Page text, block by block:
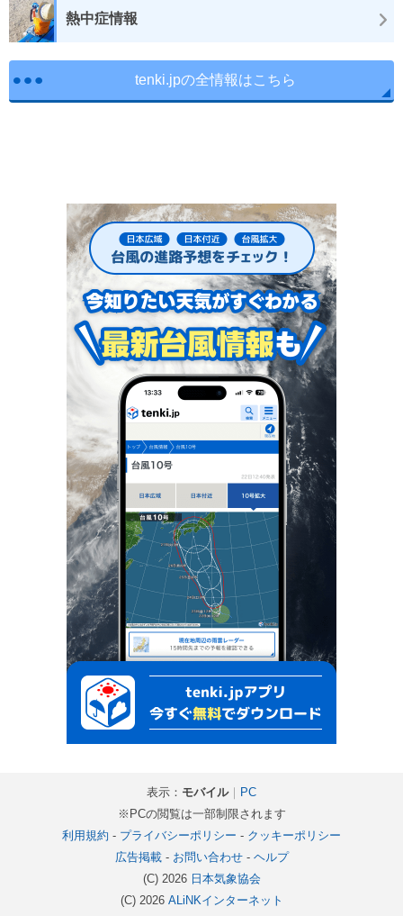
熱中症情報
tenki.jpの全情報はこちら
表示： モバイル｜
PC
※PCの閲覧は一部制限されます
利用規約 - プライバシーポリシー - クッキーポリシー
広告掲載- お問い合わせ- ヘルプ
(C) 2026 日本気象協会
(C) 2026 ALiNKインターネット